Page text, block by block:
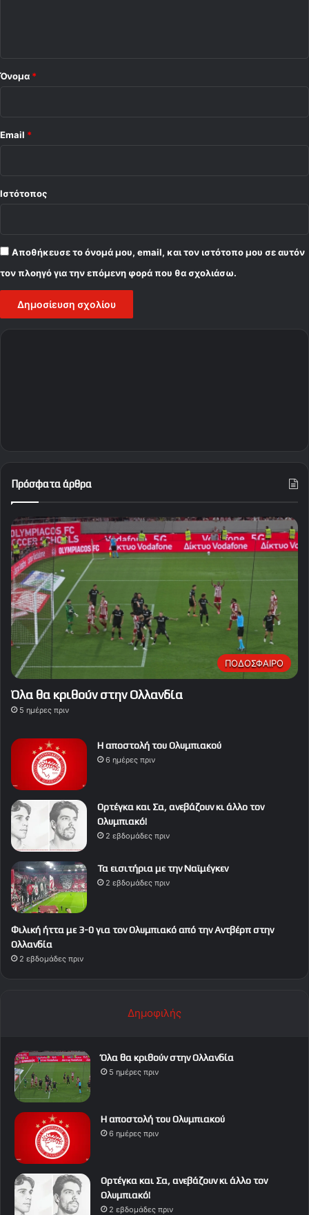
Όνομα *
Email *
Ιστότοπος
Αποθήκευσε το όνομά μου, email, και τον ιστότοπο μου σε αυτόν
τον πλοηγό για την επόμενη φορά που θα σχολιάσω.
Πρόσφατα άρθρα
ΠΟΔΟΣΦΑΙΡΟ
Όλα θα κριθούν στην Ολλανδία
5 ημέρες πριν
Η αποστολή του Ολυμπιακού
6 ημέρες πριν
Ορτέγκα και Σα, ανεβάζουν κι άλλο τον
Ολυμπιακό!
2 εβδομάδες πριν
Τα εισιτήρια με την Ναϊμέγκεν
2 εβδομάδες πριν
Φιλική ήττα με 3-0 για τον Ολυμπιακό από την Αντβέρπ στην
Ολλανδία
2 εβδομάδες πριν
Δημοφιλής
Όλα θα κριθούν στην Ολλανδία
5 ημέρες πριν
Η αποστολή του Ολυμπιακού
6 ημέρες πριν
Ορτέγκα και Σα, ανεβάζουν κι άλλο τον
Ολυμπιακό!
2 εβδομάδες πριν